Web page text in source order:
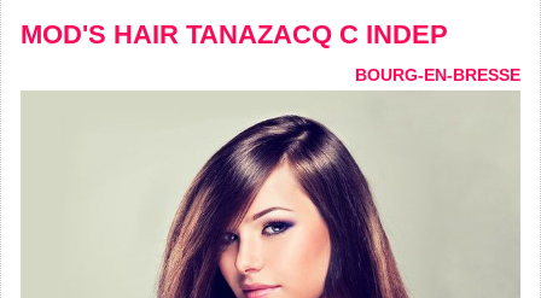
MOD'S HAIR TANAZACQ C INDEP
BOURG-EN-BRESSE